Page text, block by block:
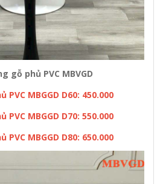
gỗ phủ PVC MBVGD
MBGGD D60: 450.000
MBGGD D70: 550.000
MBGGD D80: 650.000